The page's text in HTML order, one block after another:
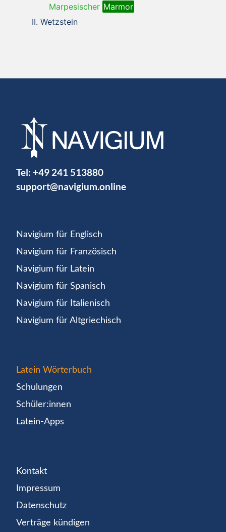
Marpesischer Marmor
Wetzstein
Tel: +49 241 513880
support@navigium.online
Navigium für Englisch
Navigium für Französisch
Navigium für Latein
Navigium für Spanisch
Navigium für Italienisch
Navigium für Altgriechisch
Latein Wörterbuch
Schulungen
Schüler:innen
Latein-Apps
Kontakt
Impressum
Datenschutz
Verträge kündigen